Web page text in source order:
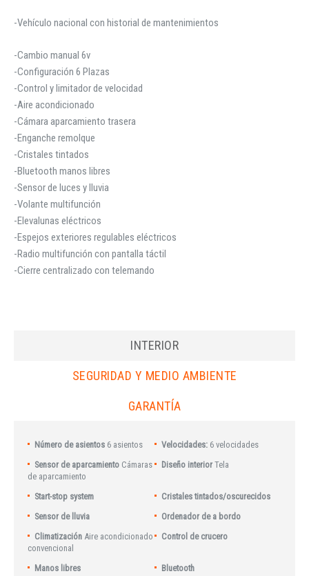
-Vehículo nacional con historial de mantenimientos
-Cambio manual 6v
-Configuración 6 Plazas
-Control y limitador de velocidad
-Aire acondicionado
-Cámara aparcamiento trasera
-Enganche remolque
-Cristales tintados
-Bluetooth manos libres
-Sensor de luces y lluvia
-Volante multifunción
-Elevalunas eléctricos
-Espejos exteriores regulables eléctricos
-Radio multifunción con pantalla táctil
-Cierre centralizado con telemando
INTERIOR
SEGURIDAD Y MEDIO AMBIENTE
GARANTÍA
Número de asientos 6 asientos Velocidades: 6 velocidades
Sensor de aparcamiento Cámaras
de aparcamiento
Diseño interior Tela
Start-stop system
Cristales tintados/oscurecidos
Sensor de lluvia
Ordenador de a bordo
Climatización Aire acondicionado
convencional
Control de crucero
Manos libres Bluetooth